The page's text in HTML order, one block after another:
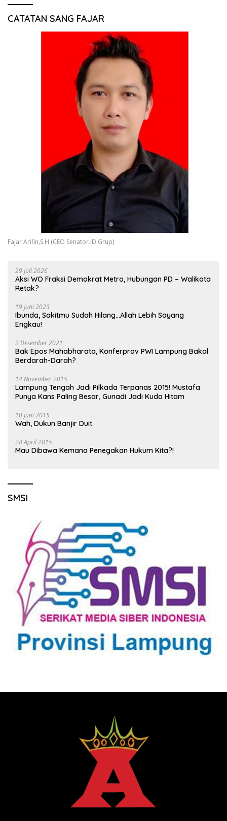
CATATAN SANG FAJAR
Fajar Arifin,S.H (CEO Senator.ID Grup)
29 Juli 2026
Aksi WO Fraksi Demokrat Metro, Hubungan PD – Walikota
Retak?
19 Juni 2023
Ibunda, Sakitmu Sudah Hilang…Allah Lebih Sayang
Engkau!
2 Desember 2021
Bak Epos Mahabharata, Konferprov PWI Lampung Bakal
Berdarah-Darah?
14 November 2015
Lampung Tengah Jadi Pilkada Terpanas 2015! Mustafa
Punya Kans Paling Besar, Gunadi Jadi Kuda Hitam
10 Juni 2015
Wah, Dukun Banjir Duit
28 April 2015
Mau Dibawa Kemana Penegakan Hukum Kita?!
SMSI